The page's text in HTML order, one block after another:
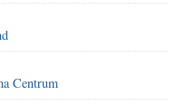
Centrum